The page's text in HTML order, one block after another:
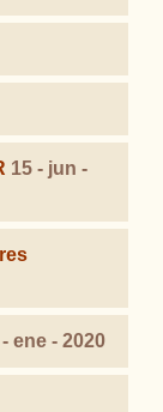
15 - jun -
ene - 2020